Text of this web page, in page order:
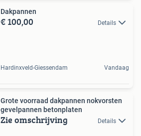
Dakpannen
€ 100,00 Details
Hardinxveld-Giessendam Vandaag
Grote voorraad dakpannen nokvorsten
gevelpannen betonplaten
Zie omschrijving Details